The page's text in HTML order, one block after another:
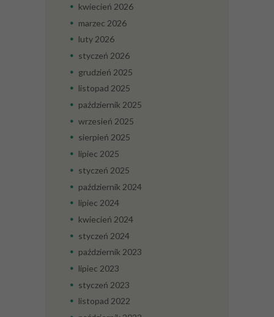
kwiecień 2026
marzec 2026
luty 2026
styczeń 2026
grudzień 2025
listopad 2025
październik 2025
wrzesień 2025
sierpień 2025
lipiec 2025
styczeń 2025
październik 2024
lipiec 2024
kwiecień 2024
styczeń 2024
październik 2023
lipiec 2023
styczeń 2023
listopad 2022